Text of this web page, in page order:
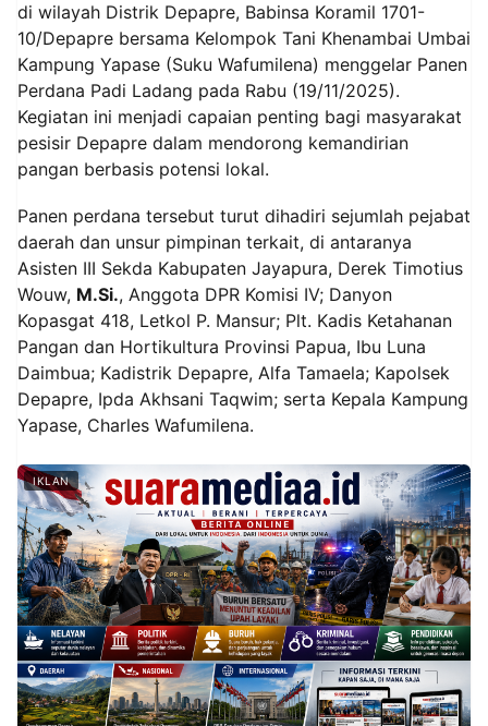
di wilayah Distrik Depapre, Babinsa Koramil 1701-
10/Depapre bersama Kelompok Tani Khenambai Umbai
Kampung Yapase (Suku Wafumilena) menggelar Panen
Perdana Padi Ladang pada Rabu (19/11/2025).
Kegiatan ini menjadi capaian penting bagi masyarakat
pesisir Depapre dalam mendorong kemandirian
pangan berbasis potensi lokal.
Panen perdana tersebut turut dihadiri sejumlah pejabat
daerah dan unsur pimpinan terkait, di antaranya
Asisten III Sekda Kabupaten Jayapura, Derek Timotius
Wouw, M.Si., Anggota DPR Komisi IV; Danyon
Kopasgat 418, Letkol P. Mansur; Plt. Kadis Ketahanan
Pangan dan Hortikultura Provinsi Papua, Ibu Luna
Daimbua; Kadistrik Depapre, Alfa Tamaela; Kapolsek
Depapre, Ipda Akhsani Taqwim; serta Kepala Kampung
Yapase, Charles Wafumilena.
IKLAN